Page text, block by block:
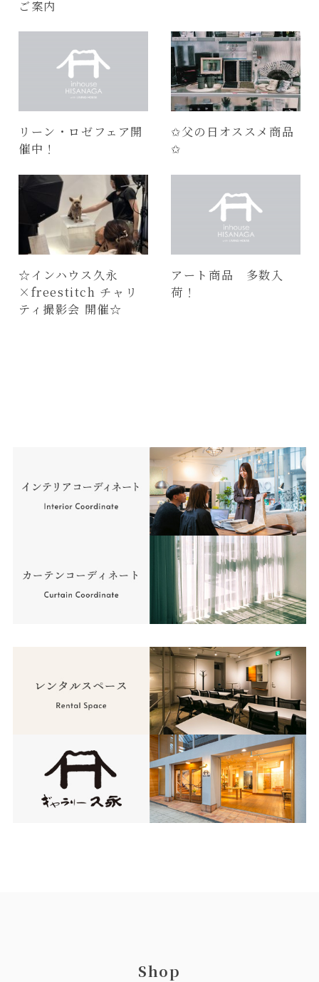
ご案内
リーン・ロゼフェア開
催中！
✩父の日オススメ商品
✩
☆インハウス久永
×freestitch チャリ
ティ撮影会 開催☆
アート商品 多数入
荷！
Shop